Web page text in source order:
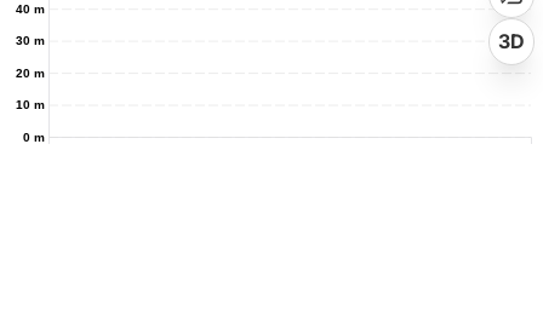
0 m
10 m
20 m
30 m
40 m
3D